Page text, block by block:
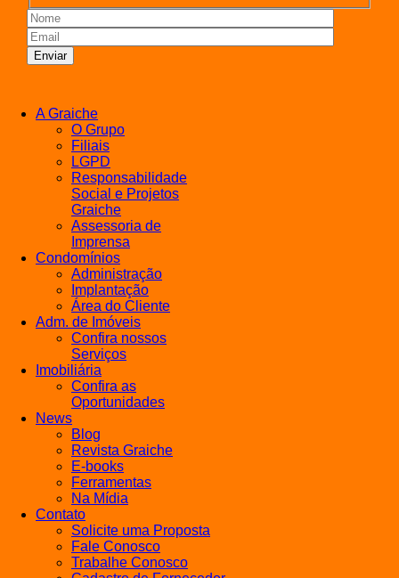
A Graiche
O Grupo
Filiais
LGPD
Responsabilidade
Social e Projetos
Graiche
Assessoria de
Imprensa
Condomínios
Administração
Implantação
Área do Cliente
Adm. de Imóveis
Confira nossos
Serviços
Imobiliária
Confira as
Oportunidades
News
Blog
Revista Graiche
E-books
Ferramentas
Na Mídia
Contato
Solicite uma Proposta
Fale Conosco
Trabalhe Conosco